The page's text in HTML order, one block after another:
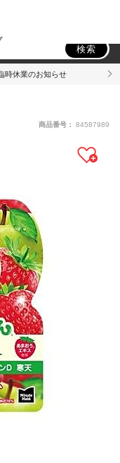
検索
時休業のお知らせ
商品番号： 84587989